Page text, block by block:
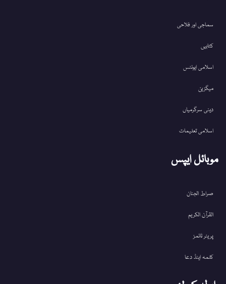
سماجی اور فلاحی
کتابیں
اسلامی ایونٹس
میگزین
دینی سرگرمیاں
اسلامی تعلیمات
موبائل ایپس
صراط الجنان
القرآن الکریم
پریئر ٹائمز
کلمہ اینڈ دعا